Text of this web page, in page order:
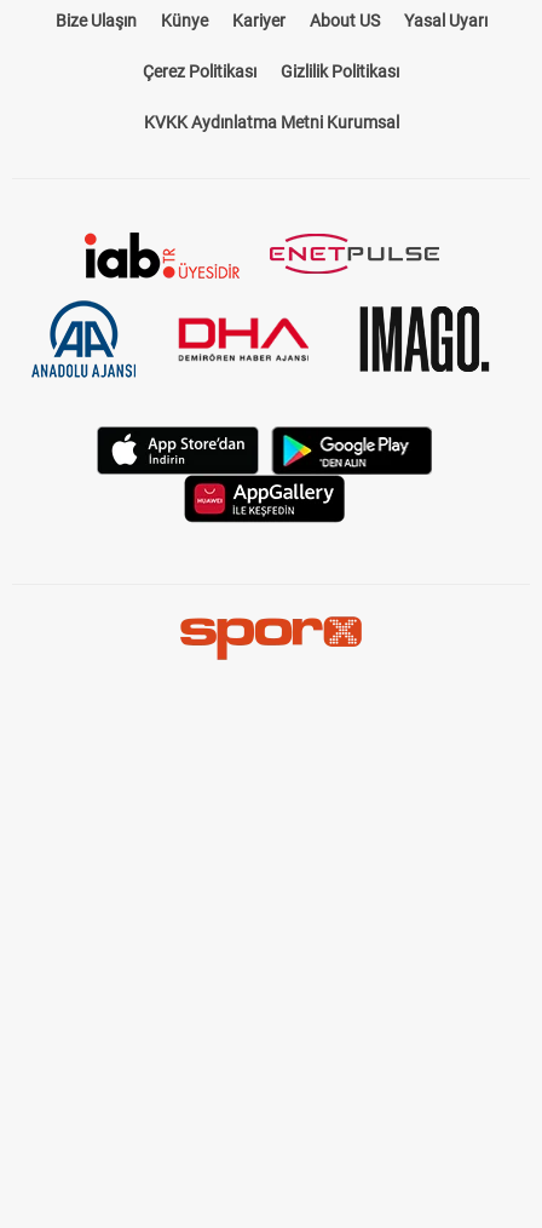
Bize Ulaşın Künye Kariyer About US Yasal Uyarı
Çerez Politikası Gizlilik Politikası
KVKK Aydınlatma Metni Kurumsal